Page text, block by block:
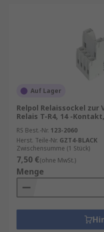
Auf Lager
Relpol Relaissockel zur
Relais T-R4, 14 -
RS Best.-Nr. 123-2060
Herst. Teile-Nr. GZT4-BLACK
Zwischensumme (1 Stück)
7,50 €(ohne MwSt.)
Menge